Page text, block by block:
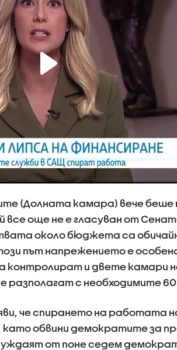
(Долната камара) вече беше
все още не е гласуван от
около бюджета са
път напрежението е
контролират и двете камари
с необходимите 60
че спирането на работата
като обвини демократите за
от поне седем